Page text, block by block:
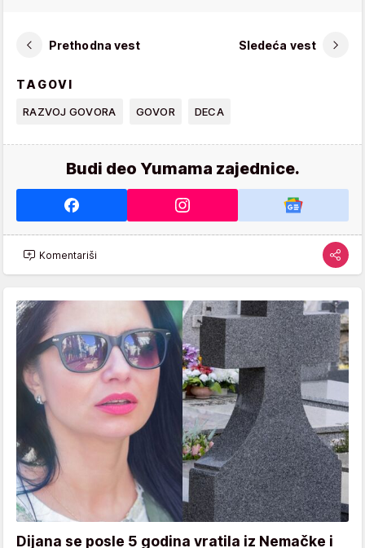
Prethodna vest Sledeća vest
TAGOVI
RAZVOJ GOVORA GOVOR DECA
Budi deo Yumama zajednice.
Komentariši
Dijana se posle 5 godina vratila iz Nemačke i